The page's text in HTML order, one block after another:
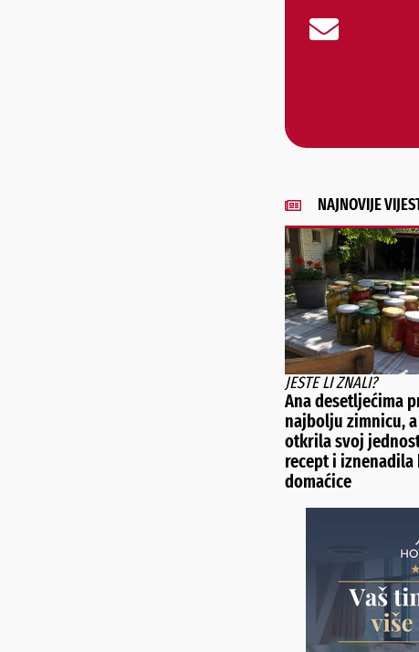
NAJNOVIJE
JESTE LI ZNALI?
Ana desetljećima
najbolju zimnicu,
otkrila svoj
recept i iznenadila
domaćice